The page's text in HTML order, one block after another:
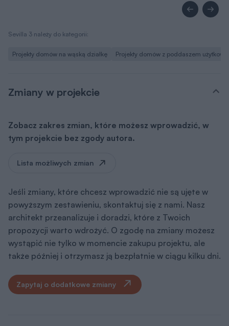
Sevilla 3 należy do kategorii:
Projekty domów na wąską działkę Projekty domów z poddaszem
Zmiany w projekcie
Zobacz zakres zmian, które możesz wprowadzić, w
tym projekcie bez zgody autora.
Lista możliwych zmian
Jeśli zmiany, które chcesz wprowadzić nie są ujęte w
powyższym zestawieniu, skontaktuj się z nami. Nasz
architekt przeanalizuje i doradzi, które z Twoich
propozycji warto wdrożyć. O zgodę na zmiany możesz
wystąpić nie tylko w momencie zakupu projektu, ale
także później i otrzymasz ją bezpłatnie w ciągu kilku dni.
Zapytaj o dodatkowe zmiany